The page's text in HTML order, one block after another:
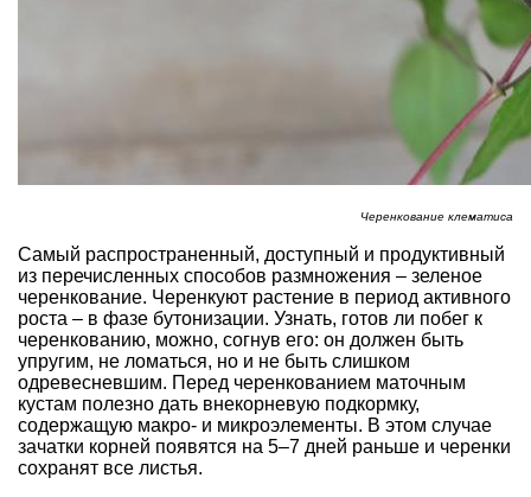
Черенкование клематиса
Самый распространенный, доступный и продуктивный
из перечисленных способов размножения – зеленое
черенкование. Черенкуют растение в период активного
роста – в фазе бутонизации. Узнать, готов ли побег к
черенкованию, можно, согнув его: он должен быть
упругим, не ломаться, но и не быть слишком
одревесневшим. Перед черенкованием маточным
кустам полезно дать внекорневую подкормку,
содержащую макро- и микроэлементы. В этом случае
зачатки корней появятся на 5–7 дней раньше и черенки
сохранят все листья.